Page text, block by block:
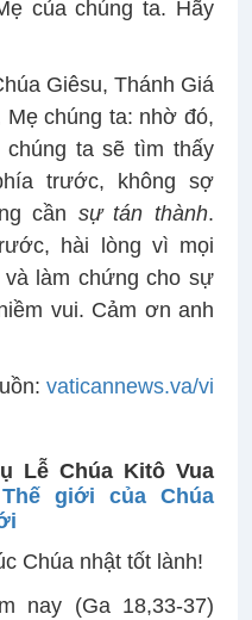
của chúng ta. Hãy
Giêsu, Thánh Giá
chúng ta: nhờ đó,
chúng ta sẽ tìm thấy
trước, không sợ
cần sự tán thành.
hài lòng vì mọi
làm chứng cho sự
vui. Cảm ơn anh
vaticannews.va/vi
Lễ Chúa Kitô Vua
Thế giới của Chúa
Chúa nhật tốt lành!
nay (Ga 18,33-37)